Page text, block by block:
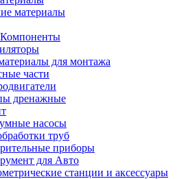
материалы
для монтажа
части
дренажные
насосы
труб
приборы
для Авто
станции и аксессуары